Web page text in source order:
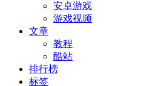
安卓游戏
游戏视频
文章
教程
酷站
排行榜
标签